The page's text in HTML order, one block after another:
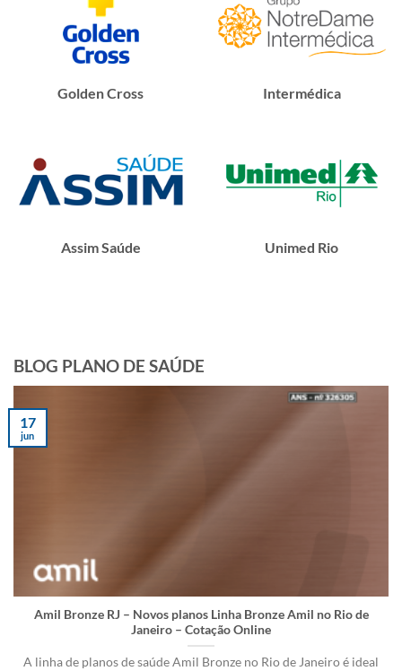
Golden Cross Intermédica
Assim Saúde Unimed Rio
BLOG PLANO DE SAÚDE
Amil Bronze RJ – Novos planos Linha Bronze Amil no Rio de
Janeiro – Cotação Online
A linha de planos de saúde Amil Bronze no Rio de Janeiro é ideal
17
jun